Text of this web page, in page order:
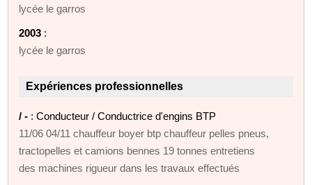
lycée le garros
2003 :
lycée le garros
Expériences professionnelles
/ - : Conducteur / Conductrice d'engins BTP
11/06 04/11 chauffeur boyer btp chauffeur pelles pneus,
tractopelles et camions bennes 19 tonnes entretiens
des machines rigueur dans les travaux effectués